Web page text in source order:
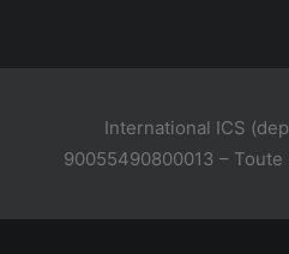
International ICS
90055490800013 –